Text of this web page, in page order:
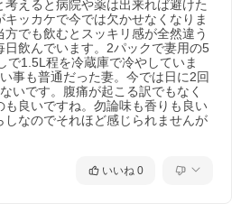
考えると病院や薬は出来れば避けた
ッカケで今では欠かせなくなりま
方でも飲むとスッキリ感が全然違う
日飲んでいます。2パックで妻用の5
で1.5L程を冷蔵庫で冷やしていま
事も普通だった妻。今では日に2回
いです。腹痛が起こる訳でもなく
も良いですね。勿論味も香りも良い
しなのでそれほど感じられませんが
いいね 0